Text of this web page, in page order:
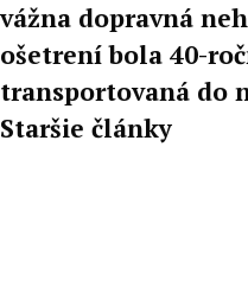
vážna dopravná
ošetrení bola 40-
transportovaná do
Staršie články